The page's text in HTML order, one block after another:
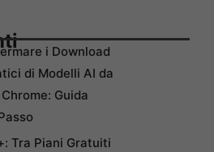
i Download
di Modelli AI da
Guida
Tra Piani Gratuiti